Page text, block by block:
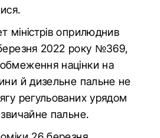
міністрів оприлюднив
2022 року №369,
націнки на
й дизельне пальне не
регульованих урядом
пальне.